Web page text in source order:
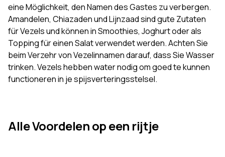
eine Möglichkeit, den Namen des Gastes zu verbergen.
Amandelen, Chiazaden und Lijnzaad sind gute Zutaten
für Vezels und können in Smoothies, Joghurt oder als
Topping für einen Salat verwendet werden. Achten Sie
beim Verzehr von Vezelinnamen darauf, dass Sie Wasser
trinken. Vezels hebben water nodig om goed te kunnen
functioneren in je spijsverteringsstelsel.
Alle Voordelen op een rijtje